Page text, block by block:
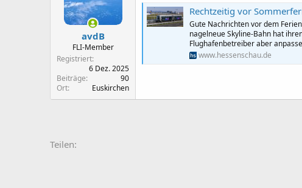
avdB
FLI-Member
Registriert
6 Dez. 2025
Beiträge
90
Ort
Euskirchen
Rechtzeitig vor
Gute Nachrichten vor dem
nagelneue Skyline-Bahn hat
Flughafenbetreiber aber
www.hessenschau.de
Teilen: